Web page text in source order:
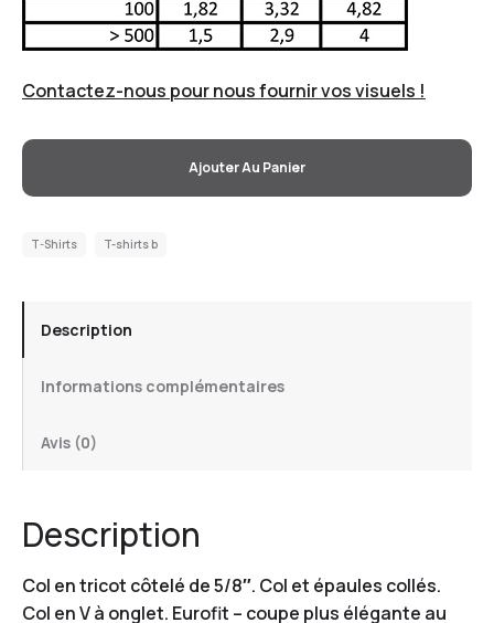
Contactez-nous pour nous fournir vos visuels !
Ajouter Au Panier
T-Shirts T-shirts b
Description
Informations complémentaires
Avis (0)
Description
Col en tricot côtelé de 5/8″. Col et épaules collés.
Col en V à onglet. Eurofit – coupe plus élégante au